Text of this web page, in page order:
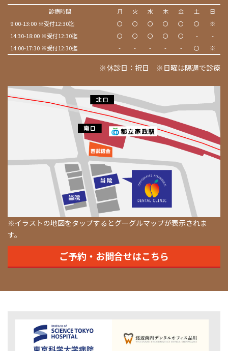
診療時間 月 火 水 木 金 土
日
9:00-13:00 ※受付12:30迄
〇 〇 〇 〇 〇 〇
※
14:30-18:00 ※受付12:30迄
〇 〇 〇 〇 〇 -
-
14:00-17:30 ※受付12:30迄
- - - - - 〇 ※
※休診日：祝日 ※日曜は隔週で診療
※イラストの地図をタップするとグーグルマップが表示されま
す。
ご予約・お問合せはこちら